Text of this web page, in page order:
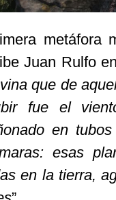
metáfora
Juan Rulfo
que de
fue el
en
esas
en la tierra,